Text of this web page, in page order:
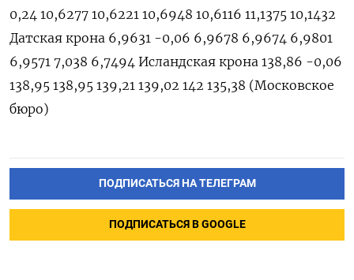
ПОДПИСАТЬСЯ НА ТЕЛЕГРАМ
ПОДПИСАТЬСЯ В GOOGLE